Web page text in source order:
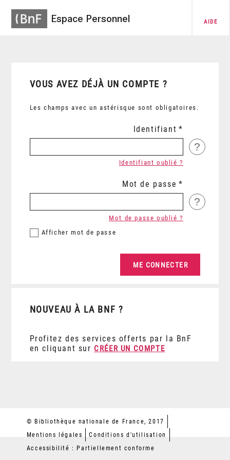
Espace Personnel AIDE
VOUS AVEZ DÉJÀ UN COMPTE ?
Les champs avec un astérisque sont obligatoires.
Identifiant
?
Identifiant oublié ?
Mot de passe
?
Afficher mot de passe
Mot de passe oublié ?
NOUVEAU À LA BNF ?
Profitez des services offerts par la BnF
en cliquant sur CRÉER UN COMPTE
© Bibliothèque nationale de France, 2017
Mentions légales
Conditions d'utilisation
Accessibilité : Partiellement conforme